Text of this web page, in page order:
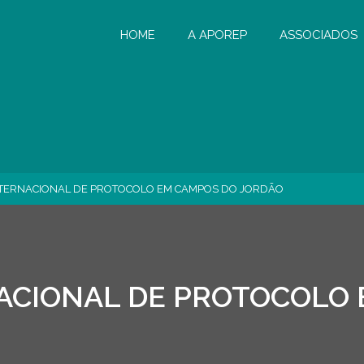
HOME A APOREP ASSOCIADOS
DE PROTOCOLO EM CAMPOS DO JORDÃO
DE PROTOCOLO